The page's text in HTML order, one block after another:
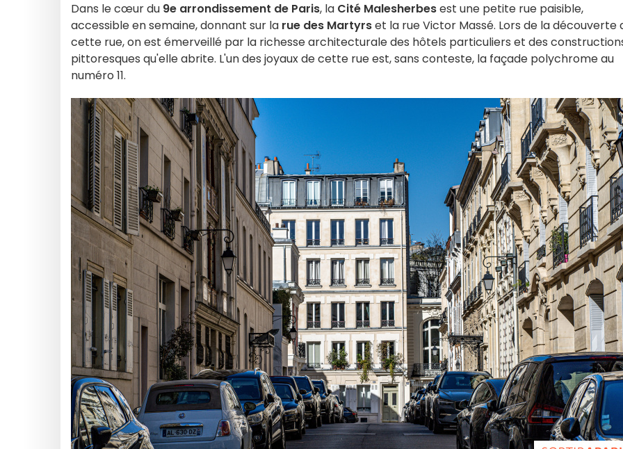
Dans le cœur du 9e arrondissement de Paris, la Cité Malesherbesest une petite rue paisible,
accessible en semaine, donnant sur la rue des Martyrset la rue Victor Massé. Lors de la découverte
cette rue, on est émerveillé par la richesse architecturale des hôtels particuliers et des
pittoresques qu'elle abrite. L'un des joyaux de cette rue est, sans conteste, la façade polychrome au
numéro 11.